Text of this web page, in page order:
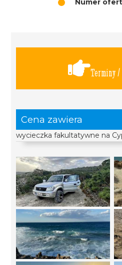
Numer
Terminy
Cena zawiera
wycieczka fakultatywne na